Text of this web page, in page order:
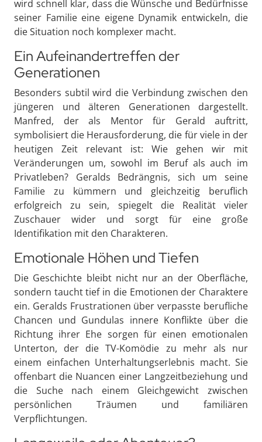
wird schnell klar, dass die Wünsche und Bedürfnisse
seiner Familie eine eigene Dynamik entwickeln, die
die Situation noch komplexer macht.
Ein Aufeinandertreffen der
Generationen
Besonders subtil wird die Verbindung zwischen den
jüngeren und älteren Generationen dargestellt.
Manfred, der als Mentor für Gerald auftritt,
symbolisiert die Herausforderung, die für viele in der
heutigen Zeit relevant ist: Wie gehen wir mit
Veränderungen um, sowohl im Beruf als auch im
Privatleben? Geralds Bedrängnis, sich um seine
Familie zu kümmern und gleichzeitig beruflich
erfolgreich zu sein, spiegelt die Realität vieler
Zuschauer wider und sorgt für eine große
Identifikation mit den Charakteren.
Emotionale Höhen und Tiefen
Die Geschichte bleibt nicht nur an der Oberfläche,
sondern taucht tief in die Emotionen der Charaktere
ein. Geralds Frustrationen über verpasste berufliche
Chancen und Gundulas innere Konflikte über die
Richtung ihrer Ehe sorgen für einen emotionalen
Unterton, der die TV-Komödie zu mehr als nur
einem einfachen Unterhaltungserlebnis macht. Sie
offenbart die Nuancen einer Langzeitbeziehung und
die Suche nach einem Gleichgewicht zwischen
persönlichen Träumen und familiären
Verpflichtungen.